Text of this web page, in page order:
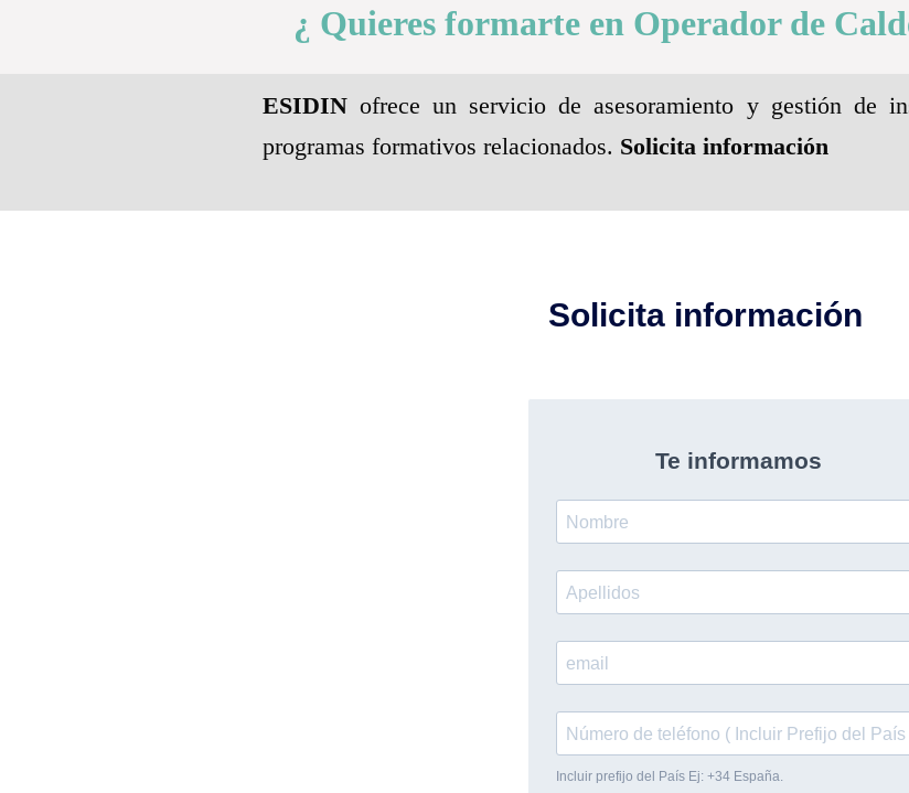
¿ Quieres formarte en Operador de
ESIDIN ofrece un servicio de asesoramiento y gestión de
programas formativos relacionados. Solicita información
Solicita información